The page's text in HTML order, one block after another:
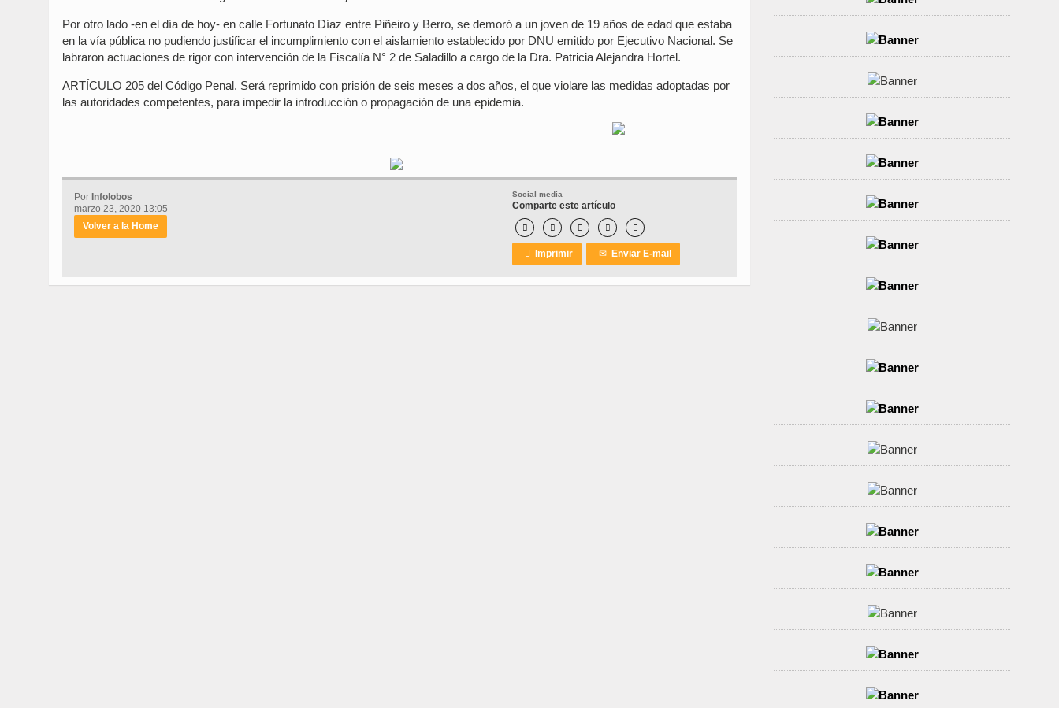
Por otro lado -en el día de hoy- en calle Fortunato Díaz entre Piñeiro y Berro, se demoró a un joven de 19 años de edad que estaba
en la vía pública no pudiendo justificar el incumplimiento con el aislamiento establecido por DNU emitido por Ejecutivo Nacional. Se
labraron actuaciones de rigor con intervención de la Fiscalía N° 2 de Saladillo a cargo de la Dra. Patricia Alejandra Hortel.
ARTÍCULO 205 del Código Penal. Será reprimido con prisión de seis meses a dos años, el que violare las medidas adoptadas por
las autoridades competentes, para impedir la introducción o propagación de una epidemia.
Social media
Comparte este artículo
    
 Imprimir ✉ Enviar E-mail
Por Infolobos
marzo 23, 2020 13:05
Volver a la Home